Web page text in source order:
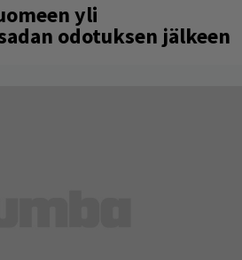
yli
odotuksen jälkeen